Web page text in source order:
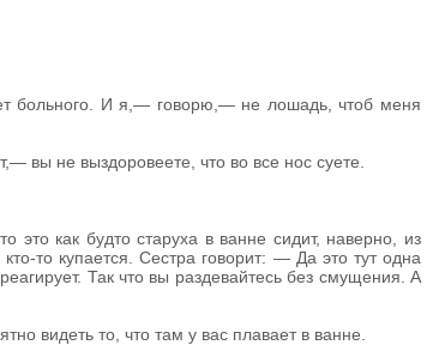
больного. И я,— говорю,— не лошадь, чтоб меня
вы не выздоровеете, что во все нос суете.
это как будто старуха в ванне сидит, наверно, из
то купается. Сестра говорит: — Да это тут одна
Так что вы раздевайтесь без смущения. А
видеть то, что там у вас плавает в ванне.